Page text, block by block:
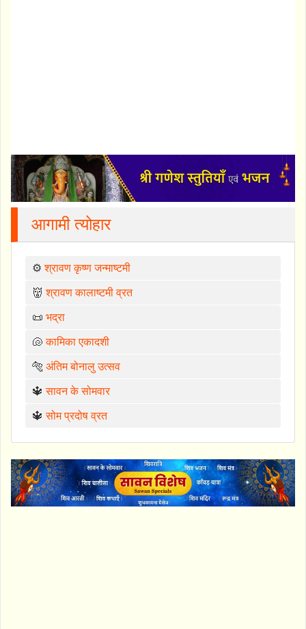
आगामी त्योहार
⚙️श्रावण कृष्ण जन्माष्टमी
👹श्रावण कालाष्टमी व्रत
📜 भद्रा
🐚कामिका एकादशी
🐅 अंतिम बोनालु उत्सव
🔱सावन के सोमवार
🔱सोम प्रदोष व्रत